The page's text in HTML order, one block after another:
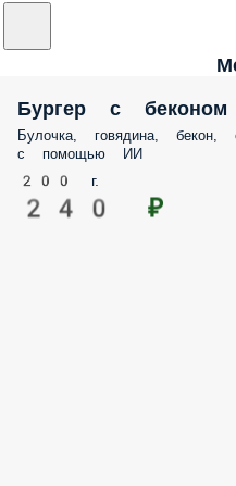
Бургер с беконом
Булочка, говядина,
с помощью ИИ
200 г.
240 ₽